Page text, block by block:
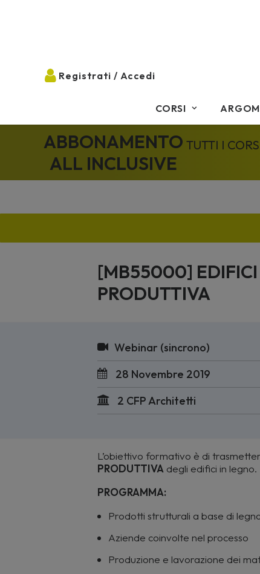
CORSI
ABBONAMENTO
ALL INCLUSIVE
TUTTI I
[MB55000] EDIFICI
PRODUTTIVA
Webinar (sincrono)
28 Novembre 2019
2 CFP Architetti
L’obiettivo formativo è di
PRODUTTIVA degli edifici in legno.
PROGRAMMA:
Prodotti strutturali a base di
Aziende coinvolte nel processo
Produzione e lavorazione dei